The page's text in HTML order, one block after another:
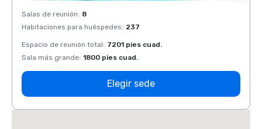
Salas de reunión: 8
Habitaciones para huéspedes: 237
Espacio de reunión total: 7201 pies cuad.
Sala más grande: 1800 pies cuad.
Elegir sede